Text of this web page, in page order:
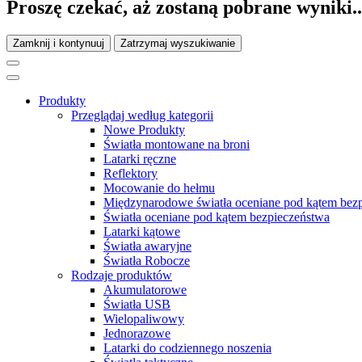
Proszę czekać, aż zostaną pobrane
Zamknij i kontynuuj Zatrzymaj wyszukiwanie
Produkty
Przeglądaj według kategorii
Nowe Produkty
Światła montowane na broni
Latarki ręczne
Reflektory
Mocowanie do hełmu
Międzynarodowe światła oceniane pod kątem
Światła oceniane pod kątem bezpieczeństwa
Latarki kątowe
Światła awaryjne
Światła Robocze
Rodzaje produktów
Akumulatorowe
Światła USB
Wielopaliwowy
Jednorazowe
Latarki do codziennego noszenia